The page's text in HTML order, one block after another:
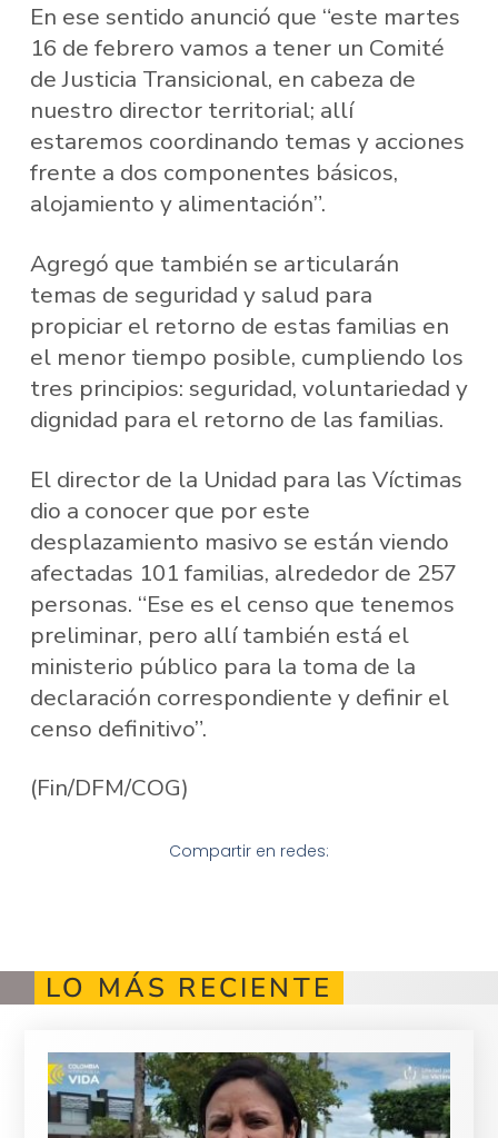
En ese sentido anunció que “este martes
16 de febrero vamos a tener un Comité
de Justicia Transicional, en cabeza de
nuestro director territorial; allí
estaremos coordinando temas y acciones
frente a dos componentes básicos,
alojamiento y alimentación”.
Agregó que también se articularán
temas de seguridad y salud para
propiciar el retorno de estas familias en
el menor tiempo posible, cumpliendo los
tres principios: seguridad, voluntariedad y
dignidad para el retorno de las familias.
El director de la Unidad para las Víctimas
dio a conocer que por este
desplazamiento masivo se están viendo
afectadas 101 familias, alrededor de 257
personas. “Ese es el censo que tenemos
preliminar, pero allí también está el
ministerio público para la toma de la
declaración correspondiente y definir el
censo definitivo”.
(Fin/DFM/COG)
Compartir en redes:
LO MÁS RECIENTE